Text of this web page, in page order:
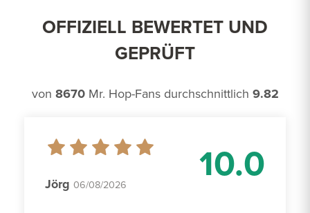
OFFIZIELL BEWERTET UND
GEPRÜFT
von 8670Mr. Hop-Fans durchschnittlich 9.82
10.0
Jörg 06/08/2026